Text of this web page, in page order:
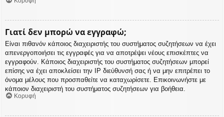
Γιατί δεν μπορώ να εγγραφώ;
Είναι πιθανόν κάποιος διαχειριστής του συστήματος συζητήσεων να έχει
απενεργοποιήσει τις εγγραφές για να αποτρέψει νέους επισκέπτες να
εγγραφούν. Κάποιος διαχειριστής του συστήματος συζητήσεων μπορεί
επίσης να έχει αποκλείσει την IP διεύθυνσή σας ή να μην επιτρέπει το
όνομα μέλους που προσπαθείτε να καταχωρίσετε. Επικοινωνήστε με
κάποιον διαχειριστή του συστήματος συζητήσεων για βοήθεια.
Κορυφή